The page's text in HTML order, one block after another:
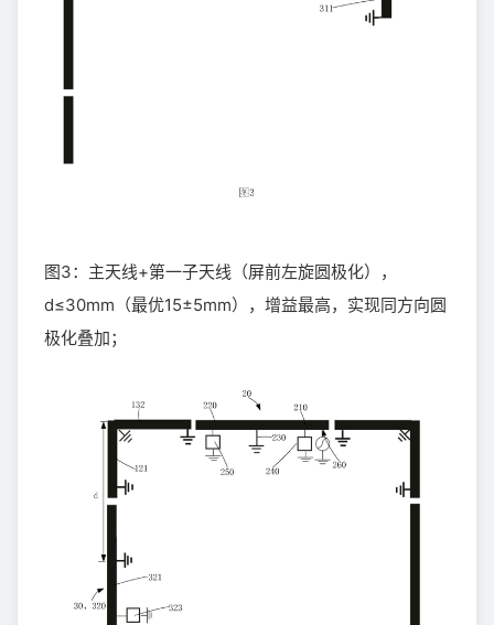
图3：主天线+第一子天线（屏前左旋圆极化），
d≤30mm（最优15±5mm），增益最高，实现同方向圆
极化叠加；